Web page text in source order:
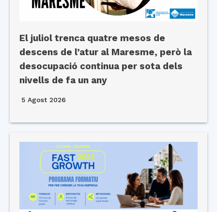
El juliol trenca quatre mesos de
descens de l’atur al Maresme, però la
desocupació continua per sota dels
nivells de fa un any
5 Agost 2026